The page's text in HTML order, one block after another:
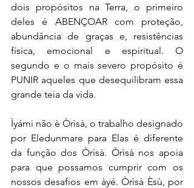
dois propósitos na Terra, o primeiro
deles é ABENÇOAR com proteção,
abundância de graças e, resistências
física, emocional e espiritual. O
segundo e o mais severo propósito é
PUNIR aqueles que desequilibram essa
grande teia da vida.
Ìyámi não è Òrìsà, o trabalho designado
por Eledunmare para Elas é diferente
da função dos Òrìsà. Òrìsà nos apoia
para que possamos cumprir com os
nossos desafios em àyé. Òrìsà Èsù, por